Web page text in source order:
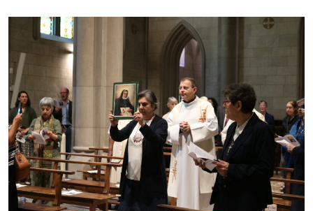
MAGDALENA
INDIA